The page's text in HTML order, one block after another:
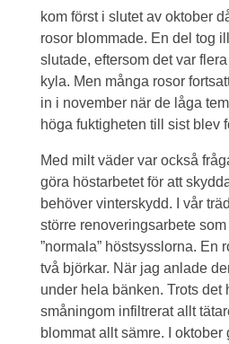
kom först i slutet av oktober
rosor blommade. En del tog
slutade, eftersom det var
kyla. Men många rosor
in i november när de låga
höga fuktigheten till sist blev
Med milt väder var också
göra höstarbetet för att
behöver vinterskydd. I vår
större renoveringsarbete
”normala” höstsysslorna. En
två björkar. När jag anlade
under hela bänken. Trots det
småningom infiltrerat allt
blommat allt sämre. I